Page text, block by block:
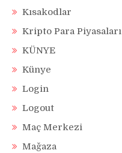
Kısakodlar
Kripto Para Piyasaları
KÜNYE
Künye
Login
Logout
Maç Merkezi
Mağaza